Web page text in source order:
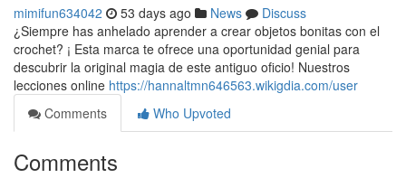
mimifun634042 53 days ago News
Discuss
¿Siempre has anhelado aprender a crear objetos bonitas con el
crochet? ¡ Esta marca te ofrece una oportunidad genial para
descubrir la original magia de este antiguo oficio! Nuestros
lecciones online https://hannaltmn646563.wikigdia.com/user
Comments
Who Upvoted
Comments